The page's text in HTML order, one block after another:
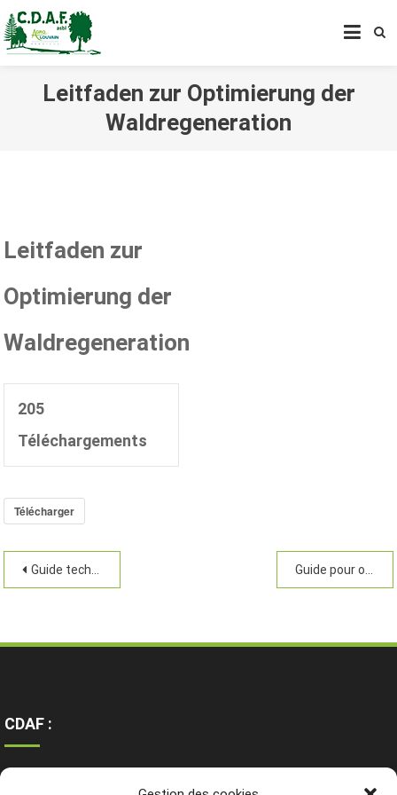
CENTRE DE DÉVELOPPEMENT
Leitfaden zur Optimierung der
Waldregeneration
Leitfaden zur
Optimierung der
Waldregeneration
205
Téléchargements
Télécharger
Guide technique de l’agroforesterie
CDAF :